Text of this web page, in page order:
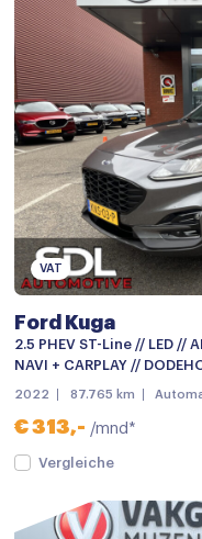
Parkeersensor voor
Side-skirts
Speciale kleur
Sportonderstel
Achteruitrijcamera
Android auto
Apple carplay
Bluetooth
Multimedia-
Multimedia systeem
Navigatie
Spraakbediening
VAT
Ford Kuga
2.5 PHEV ST-Line // LED //
NAVI + CARPLAY //
2022 87.765 km
€ 313,- /mnd*
Vergleiche